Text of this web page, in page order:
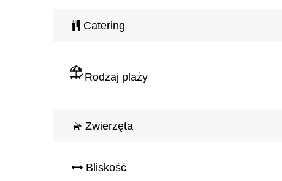
Catering
Rodzaj plaży
Zwierzęta
Bliskość